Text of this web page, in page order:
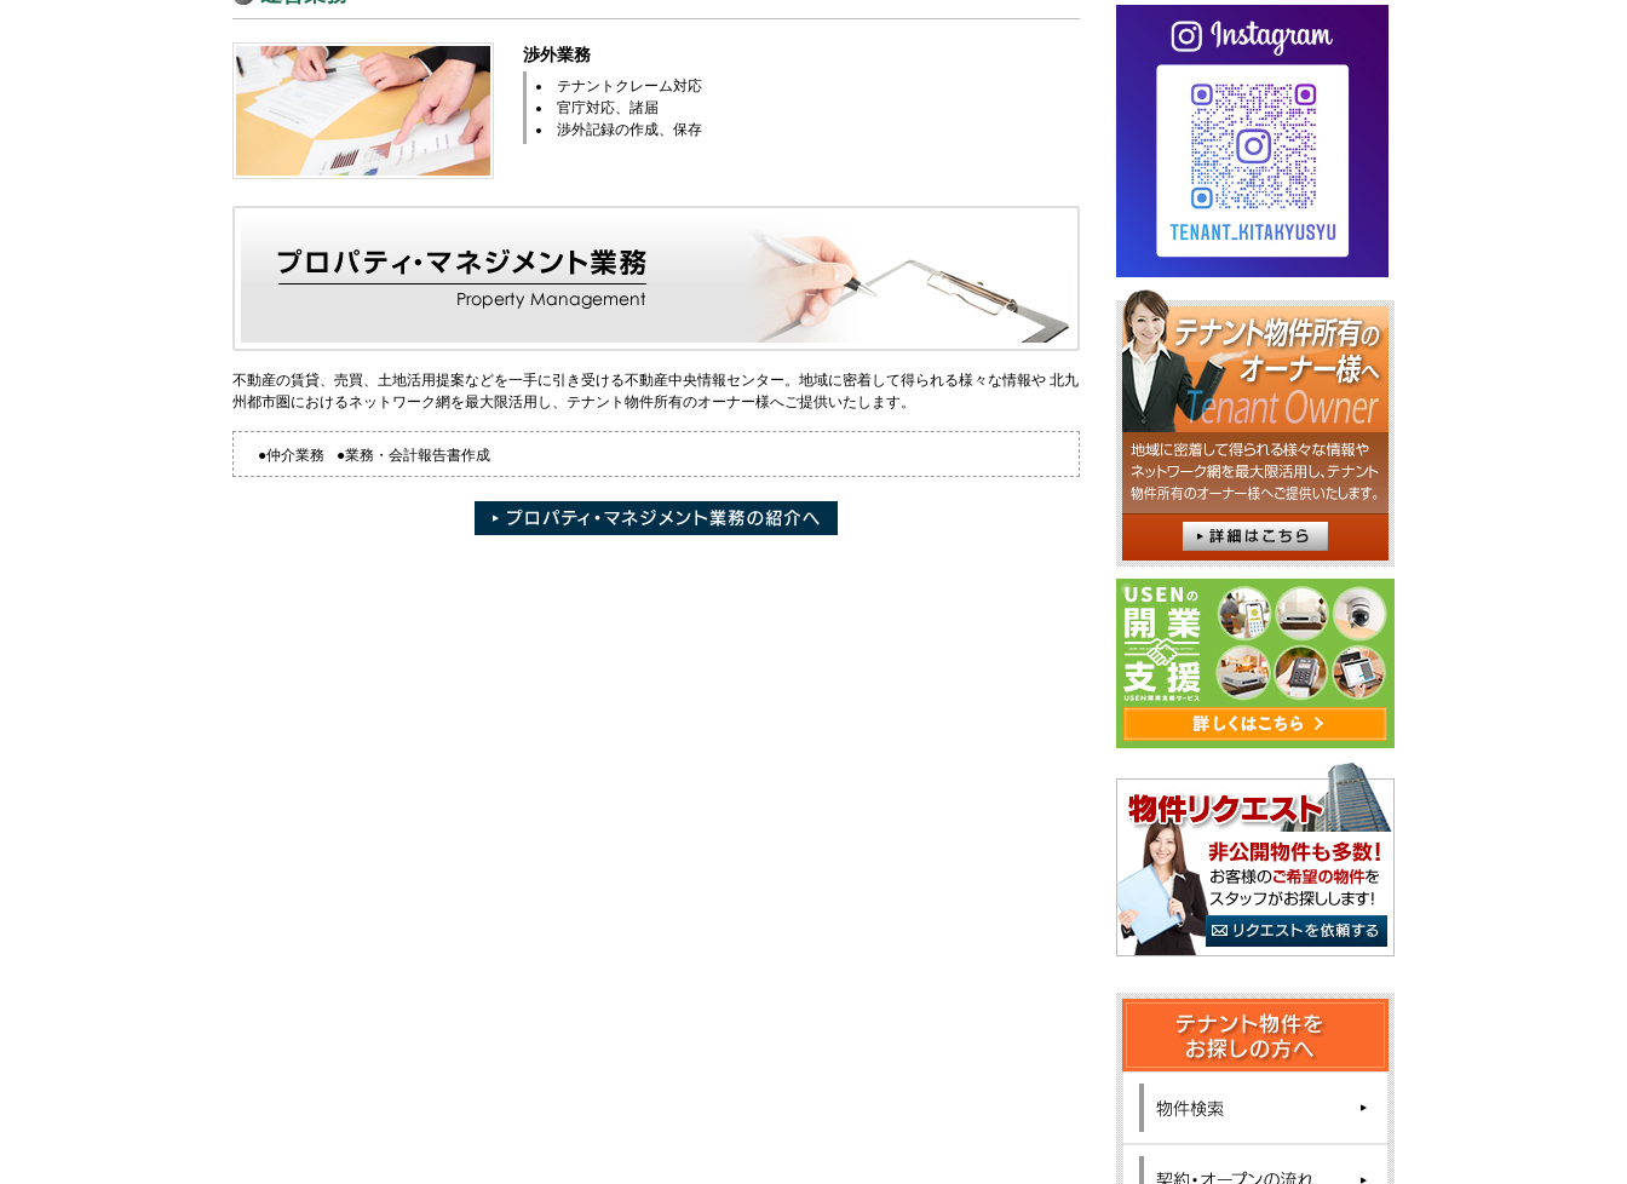
渉外業務
テナントクレーム対応
官庁対応、諸届
渉外記録の作成、保存
不動産の賃貸、売買、土地活用提案などを一手に引き受ける不動産中央情報センター。地域に密着して得られる様々な情報や 北九
州都市圏におけるネットワーク網を最大限活用し、テナント物件所有のオーナー様へご提供いたします。
●仲介業務 ●業務・会計報告書作成